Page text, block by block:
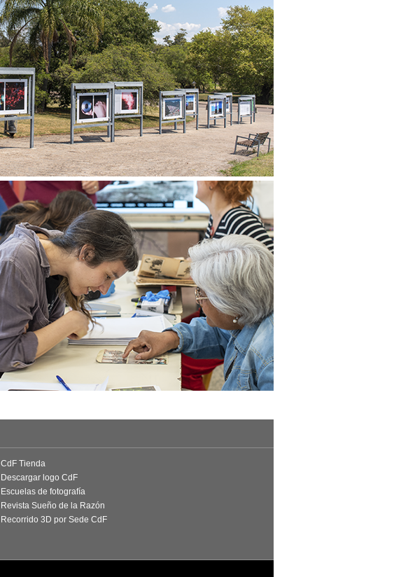
CdF Tienda
Descargar logo CdF
Escuelas de fotografía
Revista Sueño de la Razón
Recorrido 3D por Sede CdF